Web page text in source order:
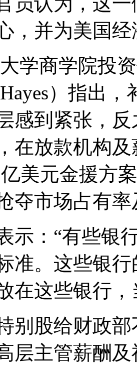
，并为美国
商学院投资
Hayes）指出
感到紧张，
在放款机构
美元金援方
夺市场占有
：“有些银行
准。这些银
在这些银行
股给财政部
层主管薪酬